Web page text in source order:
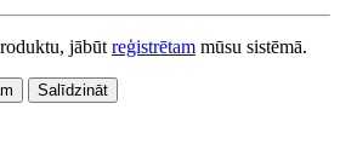
jābūt reģistrētam mūsu sistēmā.
Salīdzināt